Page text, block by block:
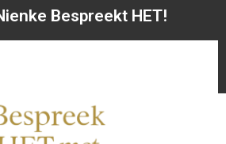
Bespreekt HET!